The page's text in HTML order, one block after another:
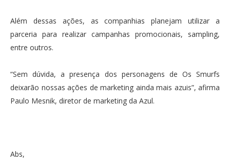
Além dessas ações, as companhias planejam utilizar a
parceria para realizar campanhas promocionais, sampling,
entre outros.
“Sem dúvida, a presença dos personagens de Os Smurfs
deixarão nossas ações de marketing ainda mais azuis”, afirma
Paulo Mesnik, diretor de marketing da Azul.
Abs,